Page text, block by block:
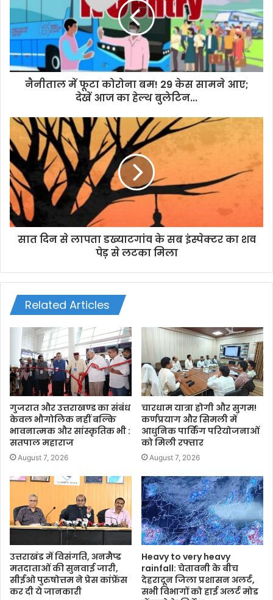
m
i
a
d
s
नैनीताल में फूटा कोरोना बम! 29 केस सामने आए;
देखें आज का हेल्थ बुलेटिन...
सात दिन से लापता डख्याटगांव के सब इंस्पेक्टर का शव
पेड़ से लटका मिला
Related Articles
गुजरात और उत्तराखण्ड का संबंध
केवल भौगोलिक नहीं बल्कि
भावनात्मक और सांस्कृतिक भी :
सतपाल महाराज
August 7, 2026
चारधाम यात्रा होगी और सुगम!
कर्णप्रयाग और सिमली में
आधुनिक पार्किंग परियोजनाओं
को मिली रफ्तार
August 7, 2026
उत्तराखंड में विसंगति, अनमैप्ड
मतदाताओं की सुनवाई जारी,
सीईओ पुरुषोत्तम ने प्रेस कांफ्रेंस
कर दी ये जानकारी
Heavy to very heavy
rainfall: चेतावनी के बीच
देहरादून जिला प्रशासन अलर्ट,
सभी विभागों को हाई अलर्ट मोड